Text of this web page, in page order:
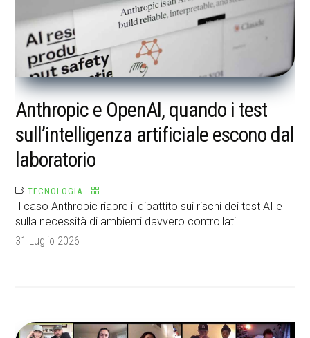
Anthropic e OpenAI, quando i test
sull’intelligenza artificiale escono dal
laboratorio
TECNOLOGIA |
Il caso Anthropic riapre il dibattito sui rischi dei test AI e
sulla necessità di ambienti davvero controllati
31 Luglio 2026